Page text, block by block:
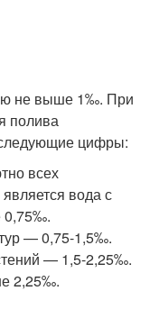
не выше 1‰. При
полива
цифры:
всех
вода с
0,75‰.
— 0,75-1,5‰.
— 1,5-2,25‰.
2,25‰.